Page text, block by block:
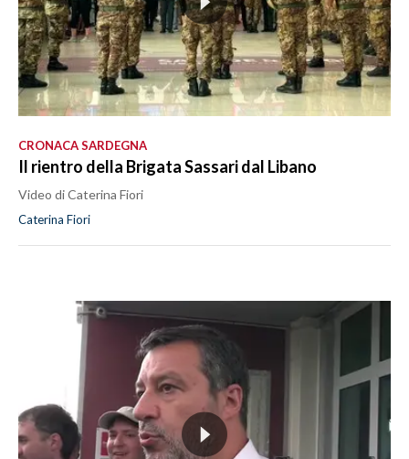
CRONACA SARDEGNA
Il rientro della Brigata Sassari dal Libano
Video di Caterina Fiori
Caterina Fiori